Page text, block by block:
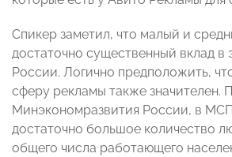
Спикер заметил, что малый и
достаточно существенный вклад в
России. Логично предположить,
сферу рекламы также значителен.
Минэкономразвития России, в
достаточно большое количество
общего числа работающего